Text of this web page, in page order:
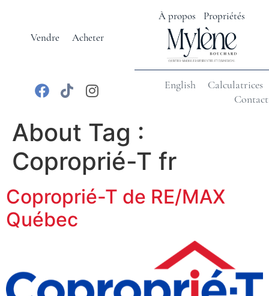
Vendre Acheter
À propos Propriétés
English
Calculatrices
Contact
About Tag :
Coproprié-T fr
Coproprié-T de RE/MAX
Québec